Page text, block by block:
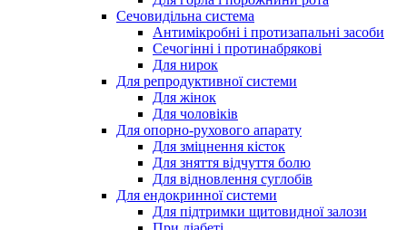
Сечовидільна система
Антимікробні і протизапальні засоби
Сечогінні і протинабрякові
Для нирок
Для репродуктивної системи
Для жінок
Для чоловіків
Для опорно-рухового апарату
Для зміцнення кісток
Для зняття відчуття болю
Для відновлення суглобів
Для ендокринної системи
Для підтримки щитовидної залози